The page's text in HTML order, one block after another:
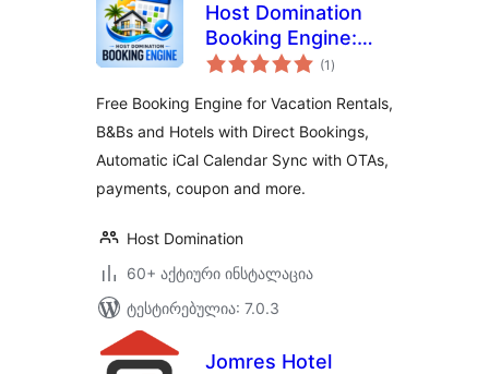
Host Domination
Booking Engine:
Calendar Sync &
System
(1 საერთო
რეიტინგი
)
Free Booking Engine for Vacation Rentals,
B&Bs and Hotels with Direct Bookings,
Automatic iCal Calendar Sync with OTAs,
payments, coupon and more.
Host Domination
60+ აქტიური ინსტალაცია
ტესტირებულია: 7.0.3
Jomres Hotel